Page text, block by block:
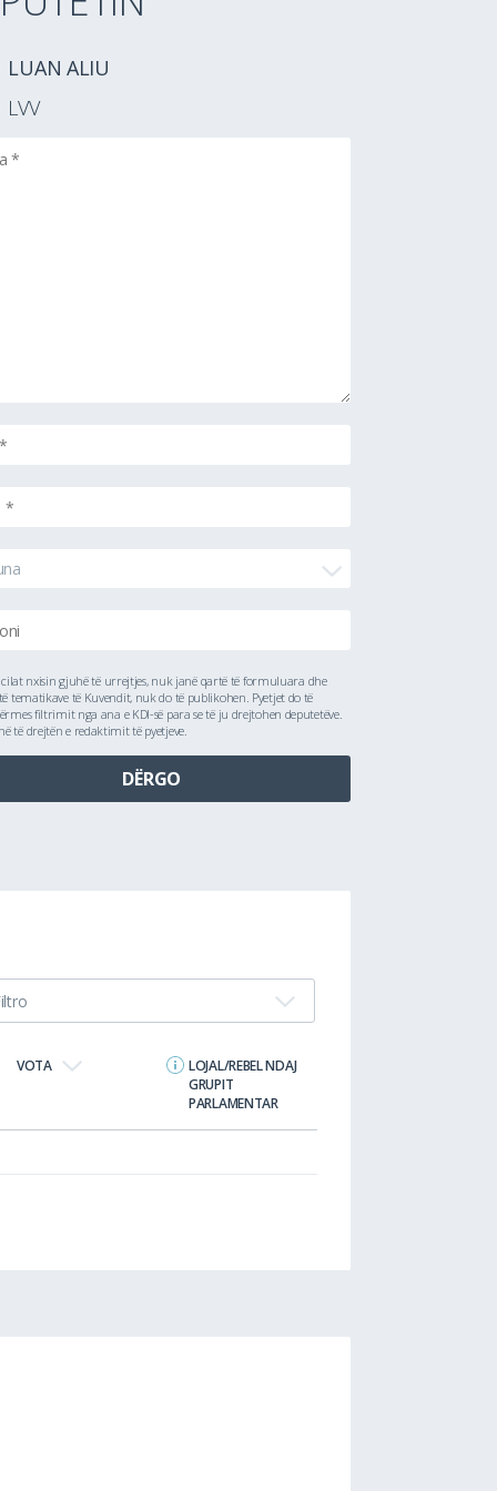
LUAN ALIU
LVV
cilat nxisin gjuhë të urrejtjes, nuk janë qartë të formuluara dhe
tematikave të Kuvendit, nuk do të publikohen. Pyetjet do të
filtrimit nga ana e KDI-së para se të ju drejtohen deputetëve.
të drejtën e redaktimit të pyetjeve.
VOTA
LOJAL/REBEL NDAJ
GRUPIT
PARLAMENTAR